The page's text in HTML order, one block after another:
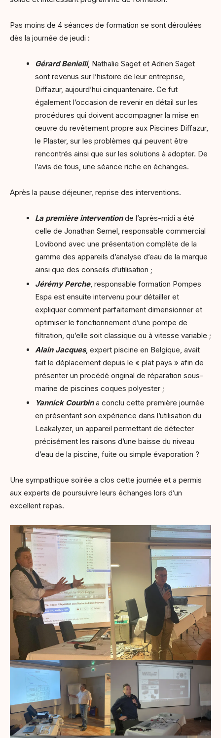
Pas moins de 4 séances de formation se sont déroulées
dès la journée de jeudi :
Gérard Benielli, Nathalie Saget et Adrien Saget
sont revenus sur l’histoire de leur entreprise,
Diffazur, aujourd’hui cinquantenaire. Ce fut
également l’occasion de revenir en détail sur les
procédures qui doivent accompagner la mise en
œuvre du revêtement propre aux Piscines Diffazur,
le Plaster, sur les problèmes qui peuvent être
rencontrés ainsi que sur les solutions à adopter. De
l’avis de tous, une séance riche en échanges.
Après la pause déjeuner, reprise des interventions.
La première interventionde l’après-midi a été
celle de Jonathan Semel, responsable commercial
Lovibond avec une présentation complète de la
gamme des appareils d’analyse d’eau de la marque
ainsi que des conseils d’utilisation ;
JérémyPerche, responsable formation Pompes
Espa est ensuite intervenu pour détailler et
expliquer comment parfaitement dimensionner et
optimiser le fonctionnement d’une pompe de
filtration, qu’elle soit classique ou à vitesse variable ;
Alain Jacques, expert piscine en Belgique, avait
fait le déplacement depuis le « plat pays » afin de
présenter un procédé original de réparation sous-
marine de piscines coques polyester ;
Yannick Courbina conclu cette première journée
en présentant son expérience dans l’utilisation du
Leakalyzer, un appareil permettant de détecter
précisément les raisons d’une baisse du niveau
d’eau de la piscine, fuite ou simple évaporation ?
Une sympathique soirée a clos cette journée et a permis
aux experts de poursuivre leurs échanges lors d’un
excellent repas.